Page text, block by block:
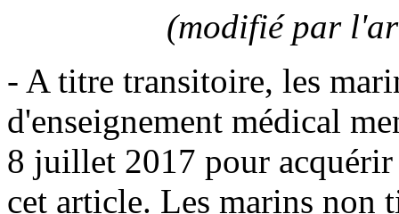
(modifié par
- A titre transitoire, les
d'enseignement médical
8 juillet 2017 pour
cet article. Les marins non